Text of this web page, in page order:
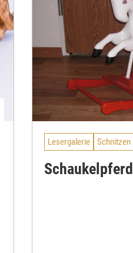
Lesergalerie Schnitzen
Schaukelpferd